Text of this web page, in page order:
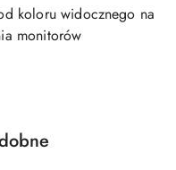
koloru widocznego na
monitorów